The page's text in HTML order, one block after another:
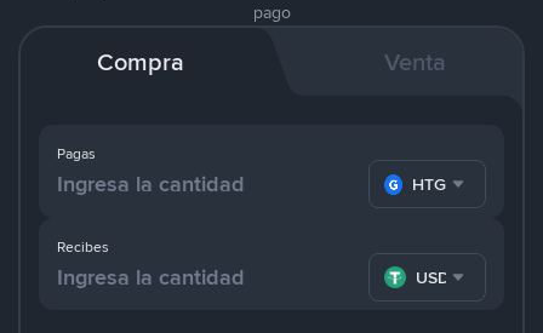
pago
Compra Venta
Pagas
HTG
Recibes
USDT